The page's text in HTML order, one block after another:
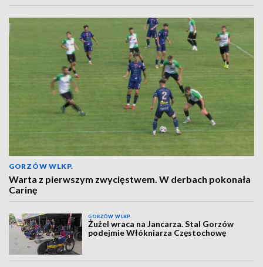
GORZÓW WLKP.
Warta z pierwszym zwycięstwem. W derbach pokonała
Carinę
GORZÓW WLKP.
Żużel wraca na Jancarza. Stal Gorzów
podejmie Włókniarza Częstochowę